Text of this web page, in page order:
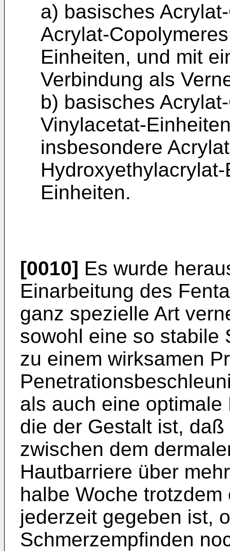
a) basisches
Acrylat-
Einheiten, und mit
Verbindung als
b) basisches
Vinylacetat-
insbesondere
Einheiten.
[0010] Es wurde
Einarbeitung des
ganz spezielle Art
sowohl eine so stabile
zu einem wirksamen
als auch eine
die der Gestalt ist,
zwischen dem
Hautbarriere über
halbe Woche
jederzeit gegeben ist,
Schmerzempfinden